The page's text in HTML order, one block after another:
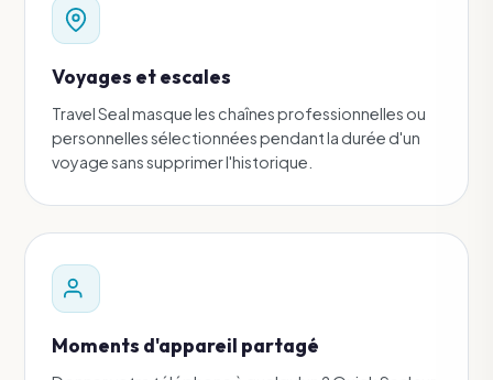
Voyages et escales
Travel Seal masque les chaînes professionnelles ou
personnelles sélectionnées pendant la durée d'un
voyage sans supprimer l'historique.
Moments d'appareil partagé